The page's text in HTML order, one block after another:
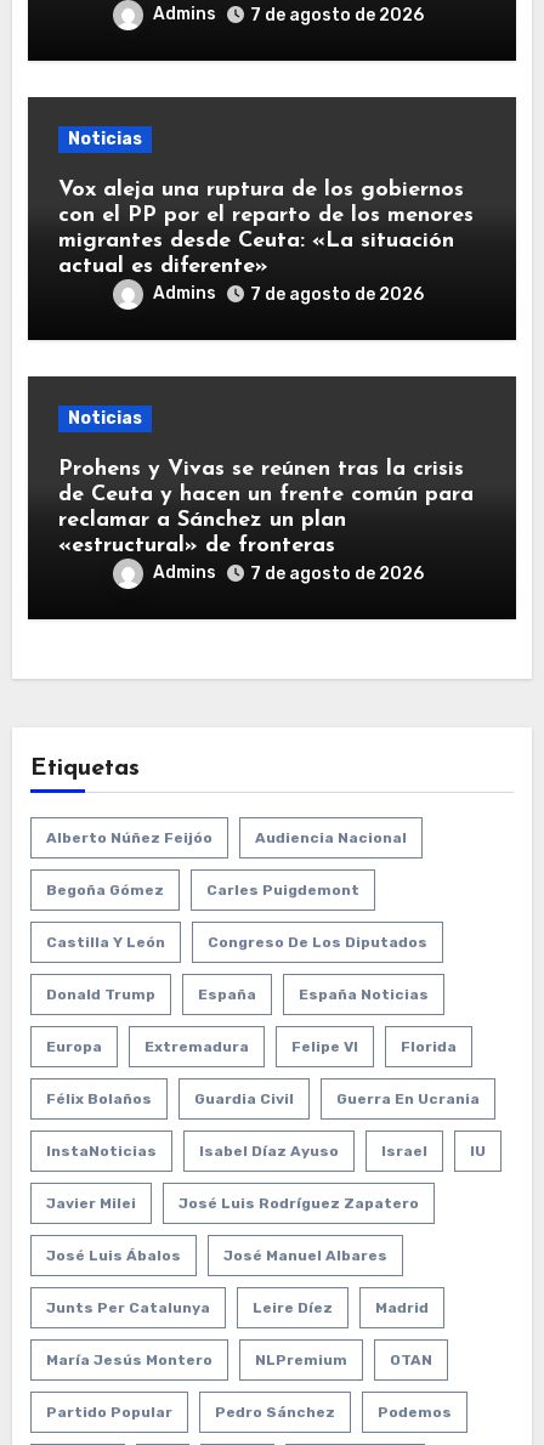
Admins 7 de agosto de 2026
Noticias
Vox aleja una ruptura de los gobiernos
con el PP por el reparto de los menores
migrantes desde Ceuta: «La situación
actual es diferente»
Admins 7 de agosto de 2026
Noticias
Prohens y Vivas se reúnen tras la crisis
de Ceuta y hacen un frente común para
reclamar a Sánchez un plan
«estructural» de fronteras
Admins 7 de agosto de 2026
Etiquetas
Alberto Núñez Feijóo Audiencia Nacional
Begoña Gómez Carles Puigdemont
Castilla Y León Congreso De Los Diputados
Donald Trump España España Noticias
Europa Extremadura Felipe VI Florida
Félix Bolaños Guardia Civil Guerra En Ucrania
InstaNoticias Isabel Díaz Ayuso Israel IU
Javier Milei José Luis Rodríguez Zapatero
José Luis Ábalos José Manuel Albares
Junts Per Catalunya Leire Díez Madrid
María Jesús Montero NLPremium OTAN
Partido Popular Pedro Sánchez Podemos